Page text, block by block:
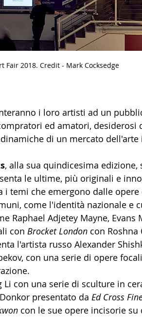
Fair 2018. Credit - Mark Cocksedge
i loro artisti ad un
ed amatori, desiderosi
di un mercato
, alla sua quindicesima edizione,
le ultime, più originali e
i temi che emergono dalle opere
come l'identità nazionale e
Raphael Adjetey Mayne, Evans
con Brocket London con Roshna
l'artista russo Alexander
con una serie di opere
Li con una serie di sculture in
presentato da Ed Cross
con le sue opere incisorie su